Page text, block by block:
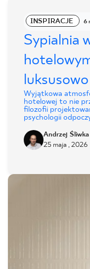
INSPIRACJE 6
Sypialnia
Wyjątkowa
hotelowej to nie
filozofii
psychologii
chwilowych
porządku,
można z
Andrzej Śliwka
25 maja , 2026